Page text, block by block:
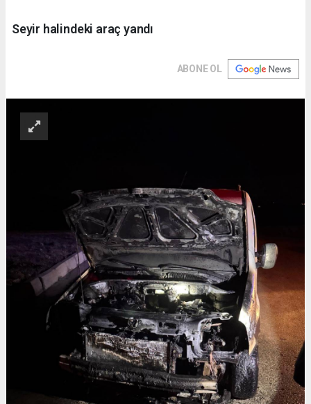
Seyir halindeki araç yandı
ABONE OL